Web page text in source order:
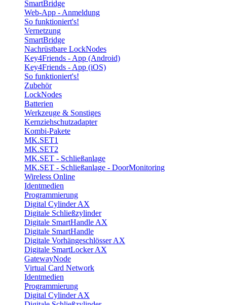
SmartBridge
Web-App - Anmeldung
So funktioniert's!
Vernetzung
SmartBridge
Nachrüstbare LockNodes
Key4Friends - App (Android)
Key4Friends - App (iOS)
So funktioniert's!
Zubehör
LockNodes
Batterien
Werkzeuge & Sonstiges
Kernziehschutzadapter
Kombi-Pakete
MK.SET1
MK.SET2
MK.SET - Schließanlage
MK.SET - Schließanlage - DoorMonitoring
Wireless Online
Identmedien
Programmierung
Digital Cylinder AX
Digitale Schließzylinder
Digitale SmartHandle AX
Digitale SmartHandle
Digitale Vorhängeschlösser AX
Digitale SmartLocker AX
GatewayNode
Virtual Card Network
Identmedien
Programmierung
Digital Cylinder AX